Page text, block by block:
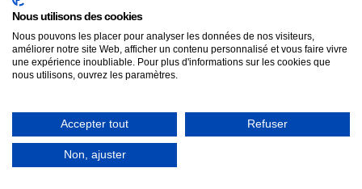
900 M
d'utilisateurs actifs hebdomadaires sur ChatGPT.
OpenAI, via TechCrunch.
Le test en 30 secondes : votre
Nous utilisons des cookies
Nous pouvons les placer pour analyser les données de nos visiteurs,
améliorer notre site Web, afficher un contenu personnalisé et vous faire vivre
une expérience inoubliable. Pour plus d'informations sur les cookies que
nous utilisons, ouvrez les paramètres.
Accepter tout Refuser
Non, ajuster